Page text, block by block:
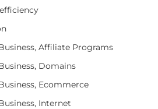
Affiliate Programs
Domains
Ecommerce
Internet